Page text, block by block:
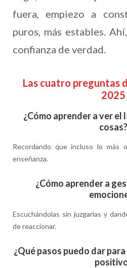
fuera, empiezo a
puros, más estables.
confianza de verdad.
Las cuatro preguntas
2025
¿Cómo aprender a ver
cosas?
Recordando que incluso lo más
enseñanza.
¿Cómo aprender a
Escuchándolas sin juzgarlas y
de reaccionar.
¿Qué pasos puedo dar